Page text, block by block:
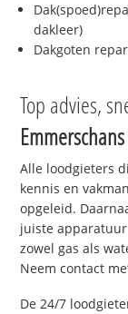
dakleer)
Dakgoten
Top advies,
Emmerschans
Alle loodgieters
kennis en
opgeleid.
juiste
zowel gas als
Neem contact
De 24/7